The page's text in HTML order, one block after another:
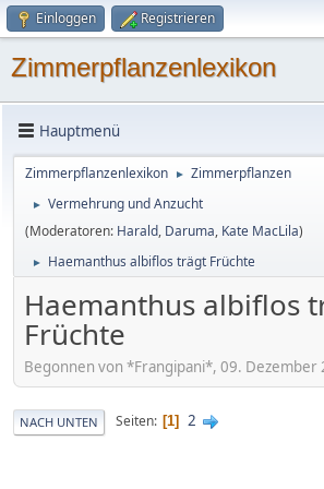
Einloggen Registrieren
Zimmerpflanzenlexikon
Hauptmenü
Zimmerpflanzenlexikon ► Zimmerpflanzen
►
Vermehrung und Anzucht
(Moderatoren: Harald, Daruma, Kate MacLila)
► Haemanthus albiflos trägt Früchte
Haemanthus albiflos
Früchte
Begonnen von *Frangipani*, 09. Dezember
NACH UNTEN Seiten 1 2